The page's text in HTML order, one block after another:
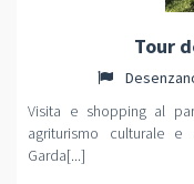
Tour
Visita e shopping al
agriturismo culturale
Garda[...]